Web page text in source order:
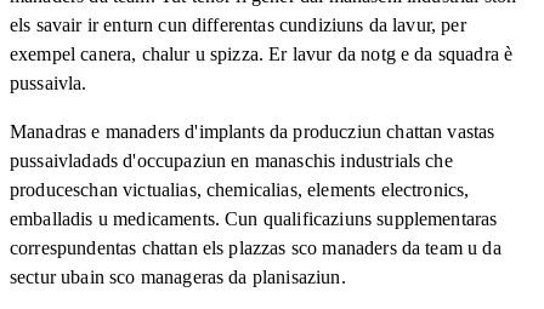
els savair ir enturn cun differentas cundiziuns da lavur, per
exempel canera, chalur u spizza. Er lavur da notg e da squadra è
pussaivla.
Manadras e manaders d'implants da producziun chattan vastas
pussaivladads d'occupaziun en manaschis industrials che
produceschan victualias, chemicalias, elements electronics,
emballadis u medicaments. Cun qualificaziuns supplementaras
correspundentas chattan els plazzas sco manaders da team u da
sectur ubain sco manageras da planisaziun.